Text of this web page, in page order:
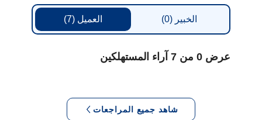
العميل (7) الخبير(0)
عرض 0 من 7 آراء المستهلكين
شاهد جميع المراجعات